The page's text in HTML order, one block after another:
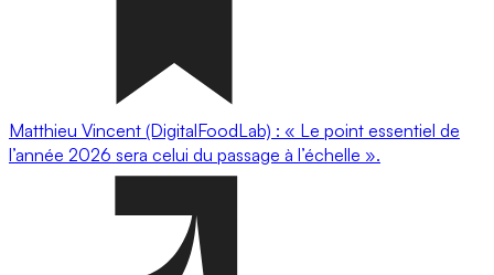
Matthieu Vincent (DigitalFoodLab) : « Le point essentiel de
l’année 2026 sera celui du passage à l’échelle ».